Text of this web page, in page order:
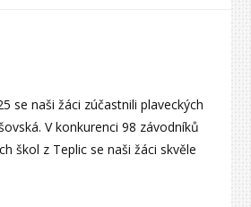
se naši žáci zúčastnili plaveckých
V konkurenci 98 závodníků
škol z Teplic se naši žáci skvěle